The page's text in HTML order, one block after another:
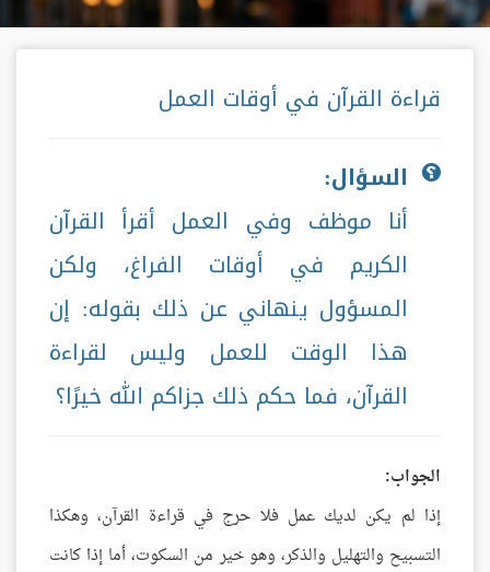
قراءة القرآن في أوقات العمل
السؤال:
أنا موظف وفي العمل أقرأ القرآن
الكريم في أوقات الفراغ، ولكن
المسؤول ينهاني عن ذلك بقوله: إن
هذا الوقت للعمل وليس لقراءة
القرآن، فما حكم ذلك جزاكم الله خيرًا؟
الجواب:
إذا لم يكن لديك عمل فلا حرج في قراءة القرآن، وهكذا
التسبيح والتهليل والذكر، وهو خير من السكوت، أما إذا كانت